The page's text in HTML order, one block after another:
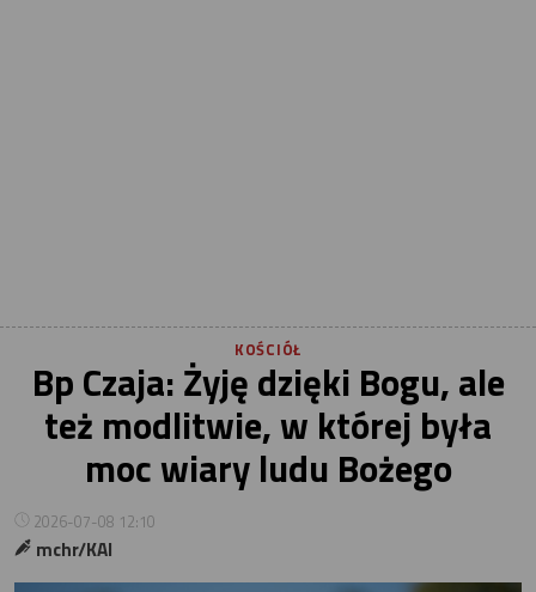
KOŚCIÓŁ
Bp Czaja: Żyję dzięki Bogu, ale
też modlitwie, w której była
moc wiary ludu Bożego
2026-07-08 12:10
mchr/KAI